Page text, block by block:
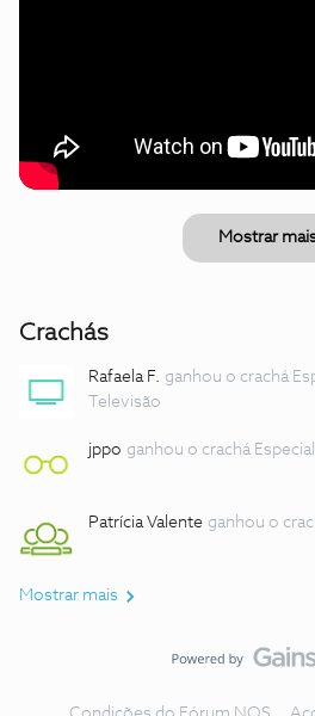
Mostrar
Crachás
Rafaela F. ganhou o crachá
Televisão
jppo ganhou o crachá
Patrícia Valente ganhou o
Mostrar mais